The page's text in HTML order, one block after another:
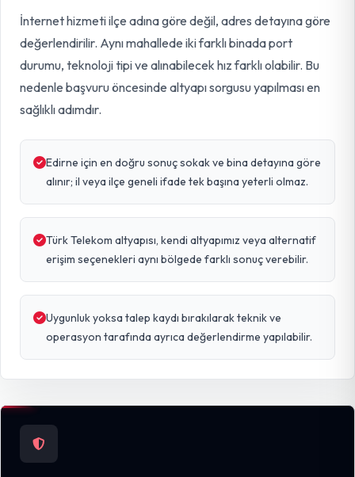
İnternet hizmeti ilçe adına göre değil, adres detayına göre
değerlendirilir. Aynı mahallede iki farklı binada port
durumu, teknoloji tipi ve alınabilecek hız farklı olabilir. Bu
nedenle başvuru öncesinde altyapı sorgusu yapılması en
sağlıklı adımdır.
Edirne için en doğru sonuç sokak ve bina detayına göre
alınır; il veya ilçe geneli ifade tek başına yeterli olmaz.
Türk Telekom altyapısı, kendi altyapımız veya alternatif
erişim seçenekleri aynı bölgede farklı sonuç verebilir.
Uygunluk yoksa talep kaydı bırakılarak teknik ve
operasyon tarafında ayrıca değerlendirme yapılabilir.